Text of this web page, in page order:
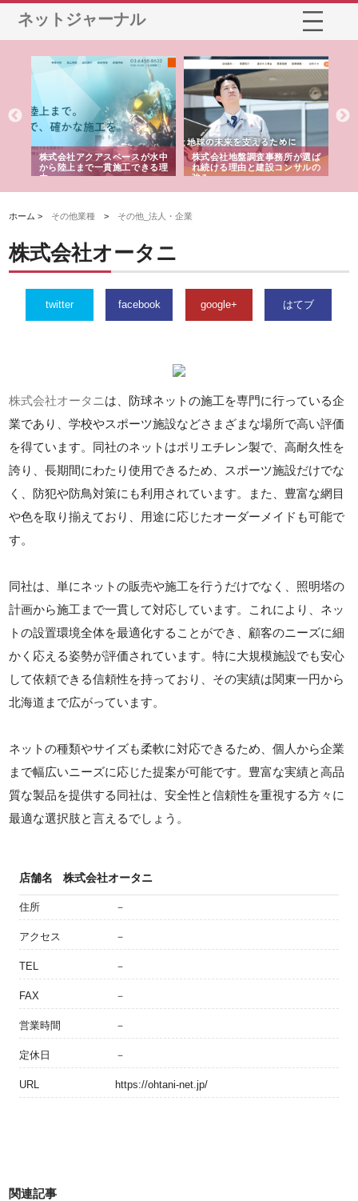
ネットジャーナル
株式会社アクアスペースが水中
から陸上まで一貫施工できる理
由
株式会社地盤調査事務所が選ば
れ続ける理由と建設コンサルの
強み
ホーム > その他業種 > その他_法人・企業
株式会社オータニ
twitter facebook google+ はてブ
株式会社オータニは、防球ネットの施工を専門に行っている企
業であり、学校やスポーツ施設などさまざまな場所で高い評価
を得ています。同社のネットはポリエチレン製で、高耐久性を
誇り、長期間にわたり使用できるため、スポーツ施設だけでな
く、防犯や防鳥対策にも利用されています。また、豊富な網目
や色を取り揃えており、用途に応じたオーダーメイドも可能で
す。
同社は、単にネットの販売や施工を行うだけでなく、照明塔の
計画から施工まで一貫して対応しています。これにより、ネッ
トの設置環境全体を最適化することができ、顧客のニーズに細
かく応える姿勢が評価されています。特に大規模施設でも安心
して依頼できる信頼性を持っており、その実績は関東一円から
北海道まで広がっています。
ネットの種類やサイズも柔軟に対応できるため、個人から企業
まで幅広いニーズに応じた提案が可能です。豊富な実績と高品
質な製品を提供する同社は、安全性と信頼性を重視する方々に
最適な選択肢と言えるでしょう。
店舗名 株式会社オータニ
住所 －
アクセス －
TEL －
FAX －
営業時間 －
定休日 －
URL https://ohtani-net.jp/
関連記事